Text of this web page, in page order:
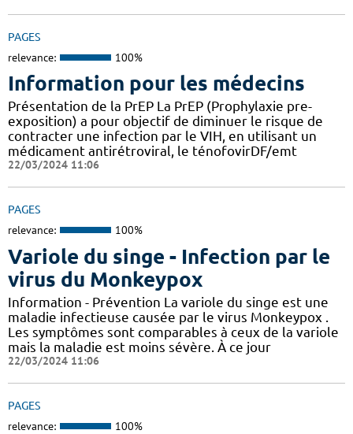
PAGES
relevance: 100%
Information pour les médecins
Présentation de la PrEP La PrEP (Prophylaxie pre-
exposition) a pour objectif de diminuer le risque de
contracter une infection par le VIH, en utilisant un
médicament antirétroviral, le ténofovirDF/emt
22/03/2024 11:06
PAGES
relevance: 100%
Variole du singe - Infection par le
virus du Monkeypox
Information - Prévention La variole du singe est une
maladie infectieuse causée par le virus Monkeypox .
Les symptômes sont comparables à ceux de la variole
mais la maladie est moins sévère. À ce jour
22/03/2024 11:06
PAGES
relevance: 100%